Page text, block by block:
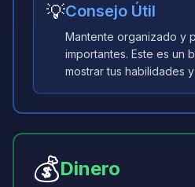
💡Consejo Útil
Mantente organizado y
importantes. Este es un
mostrar tus habilidades
💰Dinero